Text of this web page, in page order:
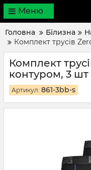
Меню
Головна Білизна
Комплект трусів
Комплект
контуром, 3 шт
Артикул: 861-3bb-s